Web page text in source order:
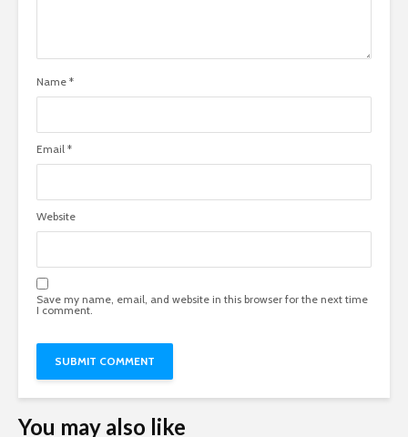
Name *
Email *
Website
Save my name, email, and website in this browser for the next time
I comment.
You may also like